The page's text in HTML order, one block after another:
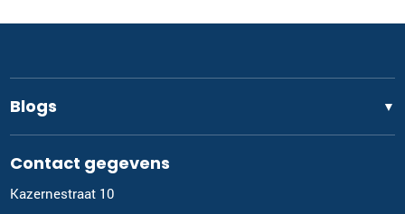
Blogs ▼
Contact gegevens
Kazernestraat 10